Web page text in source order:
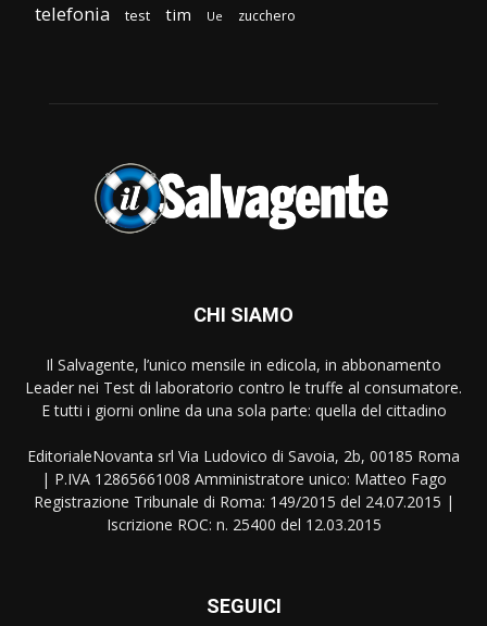
telefonia test tim Ue zucchero
CHI SIAMO
Il Salvagente, l’unico mensile in edicola, in abbonamento
Leader nei Test di laboratorio contro le truffe al consumatore.
E tutti i giorni online da una sola parte: quella del cittadino
EditorialeNovanta srl Via Ludovico di Savoia, 2b, 00185 Roma
| P.IVA 12865661008 Amministratore unico: Matteo Fago
Registrazione Tribunale di Roma: 149/2015 del 24.07.2015 |
Iscrizione ROC: n. 25400 del 12.03.2015
SEGUICI